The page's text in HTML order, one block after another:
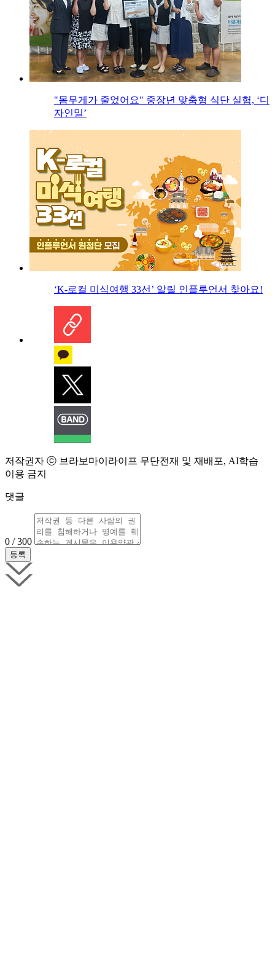
"몸무게가 줄었어요" 중장년 맞춤형 식단 실험, ‘디
자인밀’
‘K-로컬 미식여행 33선’ 알릴 인플루언서 찾아요!
저작권자 ⓒ 브라보마이라이프 무단전재 및 재배포, AI학습
이용 금지
댓글
0 / 300